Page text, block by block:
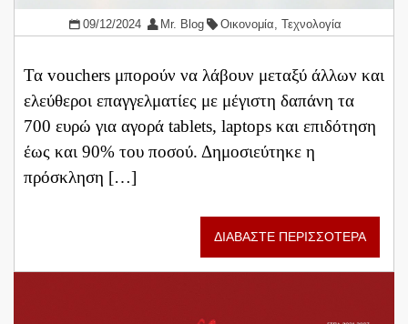
09/12/2024 Mr. Blog Οικονομία ,Τεχνολογία
Τα vouchers μπορούν να λάβουν μεταξύ άλλων και
ελεύθεροι επαγγελματίες με μέγιστη δαπάνη τα
700 ευρώ για αγορά tablets, laptops και επιδότηση
έως και 90% του ποσού. Δημοσιεύτηκε η
πρόσκληση […]
ΔΙΑΒΑΣΤΕ ΠΕΡΙΣΣΟΤΕΡΑ